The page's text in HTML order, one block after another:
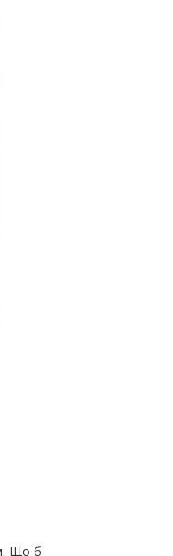
Що б